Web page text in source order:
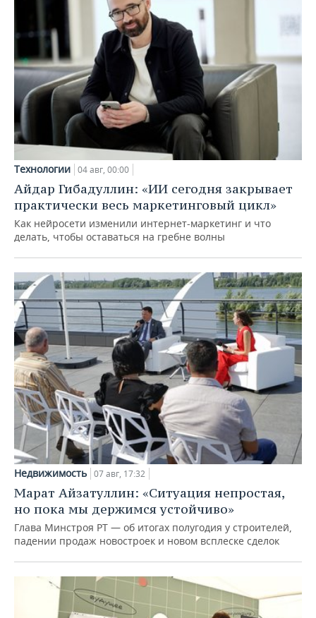
Технологии 04 авг, 00:00
Айдар Гибадуллин: «ИИ сегодня закрывает
практически весь маркетинговый цикл»
Как нейросети изменили интернет-маркетинг и что
делать, чтобы оставаться на гребне волны
Недвижимость 07 авг, 17:32
Марат Айзатуллин: «Ситуация непростая,
но пока мы держимся устойчиво»
Глава Минстроя РТ — об итогах полугодия у строителей,
падении продаж новостроек и новом всплеске сделок